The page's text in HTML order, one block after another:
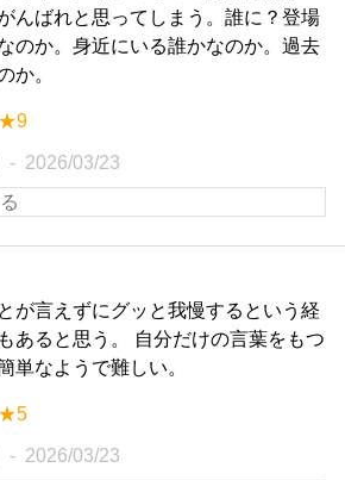
んばれと思ってしまう。誰に？登場
のか。身近にいる誰かなのか。過去
か。
★9
2026/03/23
が言えずにグッと我慢するという経
あると思う。 自分だけの言葉をもつ
単なようで難しい。
★5
2026/03/23